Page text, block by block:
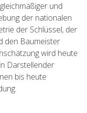
und
der nationalen
der Schlüssel, der
den Baumeister
wird heute
Darstellender
bis heute